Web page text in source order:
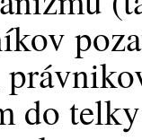
do